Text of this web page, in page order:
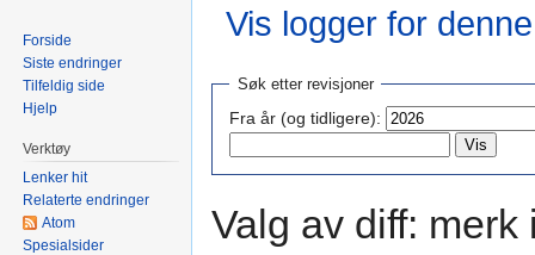
Vis logger for
Hopp
navigering
Hopp
søk
Søk etter revisjoner
Fra år (og tidligere):
Valg av diff:
Forside
Siste endringer
Tilfeldig side
Hjelp
Verktøy
Lenker hit
Relaterte endringer
Atom
Spesialsider